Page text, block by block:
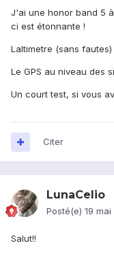
J'ai une honor band 5
ci est étonnante !
Laltimetre (sans
Le GPS au niveau des
Un court test, si vous
Citer
LunaCelio
Posté(e) 19
Salut!!